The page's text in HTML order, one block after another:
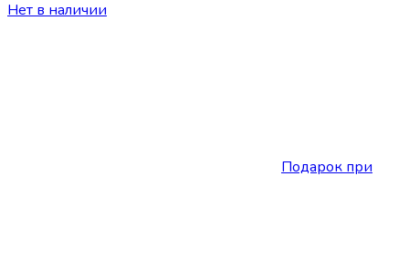
Нет в наличии
Подарок при